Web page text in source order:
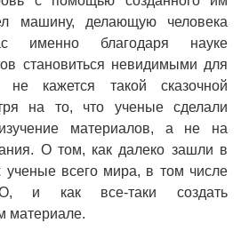
машину, делающую человека
именно благодаря науке
становиться невидимыми для
кажется такой сказочной
на то, что ученые сделали
материалов, а не на
О том, как далеко зашли в
ученые всего мира, в том числе
и как все-таки создать
материале.